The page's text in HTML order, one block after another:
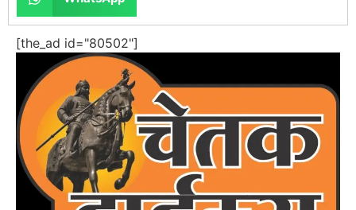
[the_ad id="80502"]